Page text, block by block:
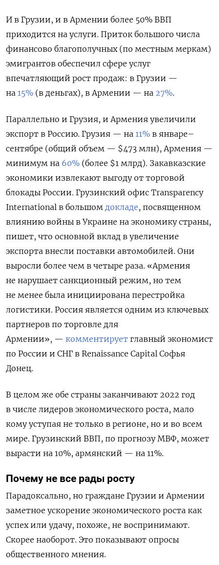
И в Грузии, и в Армении более 50% ВВП
приходится на услуги. Приток большого числа
финансово благополучных (по местным меркам)
эмигрантов обеспечил сфере услуг
впечатляющий рост продаж: в Грузии —
на 15% (в деньгах), в Армении — на 27%.
Параллельно и Грузия, и Армения увеличили
экспорт в Россию. Грузия — на 11% в январе–
сентябре (общий объем — $473 млн), Армения —
минимум на 60% (более $1 млрд). Закавказские
экономики извлекают выгоду от торговой
блокады России. Грузинский офис Transparency
International в большом докладе, посвященном
влиянию войны в Украине на экономику страны,
пишет, что основной вклад в увеличение
экспорта внесли поставки автомобилей. Они
выросли более чем в четыре раза. «Армения
не нарушает санкционный режим, но тем
не менее была инициирована перестройка
логистики. Россия является одним из ключевых
партнеров по торговле для
Армении», — комментирует главный экономист
по России и СНГ в Renaissance Capital Софья
Донец.
В целом же обе страны заканчивают 2022 год
в числе лидеров экономического роста, мало
кому уступая не только в регионе, но и во всем
мире. Грузинский ВВП, по прогнозу МВФ, может
вырасти на 10%, армянский — на 11%.
Почему не все рады росту
Парадоксально, но граждане Грузии и Армении
заметное ускорение экономического роста как
успех или удачу, похоже, не воспринимают.
Скорее наоборот. Это показывают опросы
общественного мнения.